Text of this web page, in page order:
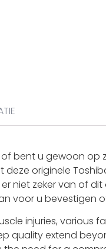
bent u gewoon op
deze originele
niet zeker van of
voor u bevestigen
injuries,
quality extend